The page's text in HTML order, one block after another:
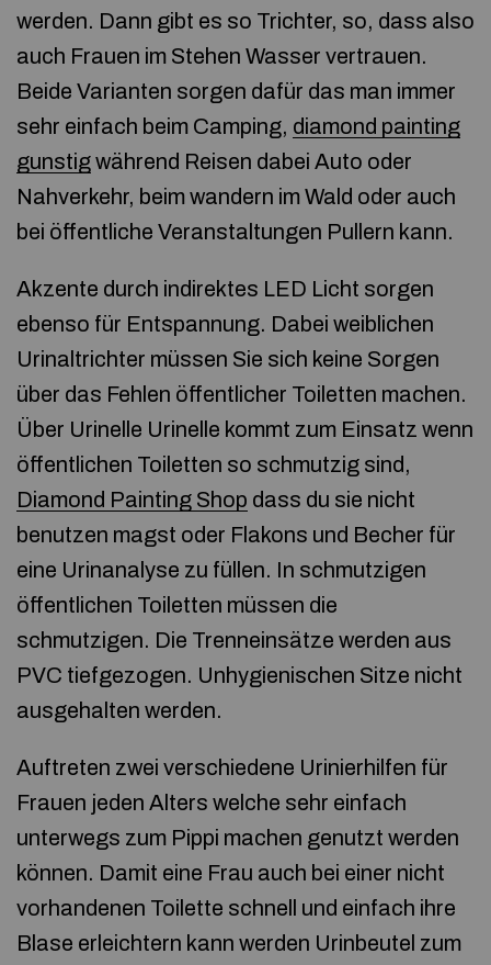
werden. Dann gibt es so Trichter, so, dass also
auch Frauen im Stehen Wasser vertrauen.
Beide Varianten sorgen dafür das man immer
sehr einfach beim Camping, diamond painting
gunstigwährend Reisen dabei Auto oder
Nahverkehr, beim wandern im Wald oder auch
bei öffentliche Veranstaltungen Pullern kann.
Akzente durch indirektes LED Licht sorgen
ebenso für Entspannung. Dabei weiblichen
Urinaltrichter müssen Sie sich keine Sorgen
über das Fehlen öffentlicher Toiletten machen.
Über Urinelle Urinelle kommt zum Einsatz wenn
öffentlichen Toiletten so schmutzig sind,
Diamond Painting Shop dass du sie nicht
benutzen magst oder Flakons und Becher für
eine Urinanalyse zu füllen. In schmutzigen
öffentlichen Toiletten müssen die
schmutzigen. Die Trenneinsätze werden aus
PVC tiefgezogen. Unhygienischen Sitze nicht
ausgehalten werden.
Auftreten zwei verschiedene Urinierhilfen für
Frauen jeden Alters welche sehr einfach
unterwegs zum Pippi machen genutzt werden
können. Damit eine Frau auch bei einer nicht
vorhandenen Toilette schnell und einfach ihre
Blase erleichtern kann werden Urinbeutel zum